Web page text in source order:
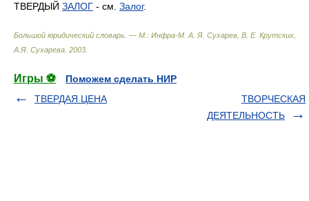
ТВЕРДЫЙ ЗАЛОГ - см. Залог.
Большой юридический словарь. — М.: Инфра-М А. Я. Сухарев, В. Е. Крутских,
А.Я. Сухарева 2003
Игры ⚽
Поможем сделать НИР
ТВЕРДАЯ ЦЕНА
ТВОРЧЕСКАЯ
ДЕЯТЕЛЬНОСТЬ